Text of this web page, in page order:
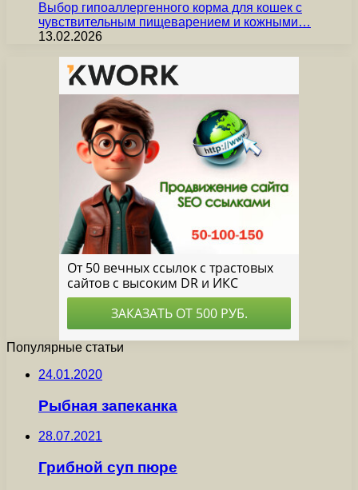
Выбор гипоаллергенного корма для кошек с
чувствительным пищеварением и кожными…
13.02.2026
Популярные статьи
24.01.2020
Рыбная запеканка
28.07.2021
Грибной суп пюре